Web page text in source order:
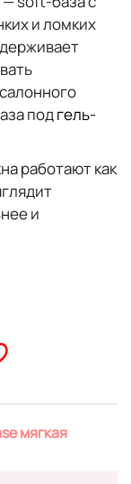
и ломких
подгель-
работают как
и
мягкая